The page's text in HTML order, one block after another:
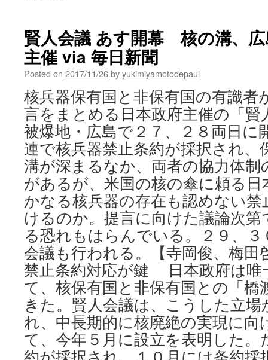
賢人会議 あす開幕 核の溝、
主催 via 毎日新聞
Posted on 2017/11/26byyukimiyamotodepaul
核兵器保有国と非保有国の有識者
言をまとめる日本政府主催の「賢
被爆地・広島で２７、２８両日に
連で核兵器禁止条約が採択され、
溝が深まるなか、両者の協力体制
があるが、米国の核の傘に頼る
かなる核兵器の存在も認めない
けるのか。提言に向けた議論次
る恐れもはらんでいる。２９、
会議も行われる。【寺岡俊、梅田
禁止条約対応が鍵 日本政府は唯
て、核保有国と非保有国との「橋
きた。賢人会議は、こうした立
れ、中長期的に核廃絶の実現に向
て、今年５月に設立を表明した。